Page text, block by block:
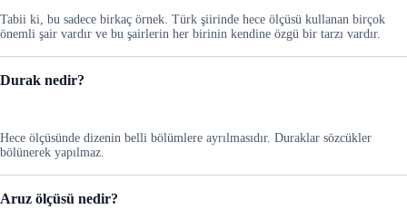
Tabii ki, bu sadece birkaç örnek. Türk şiirinde hece ölçüsü kullanan birçok
önemli şair vardır ve bu şairlerin her birinin kendine özgü bir tarzı vardır.
Durak nedir?
Hece ölçüsünde dizenin belli bölümlere ayrılmasıdır. Duraklar sözcükler
bölünerek yapılmaz.
Aruz ölçüsü nedir?